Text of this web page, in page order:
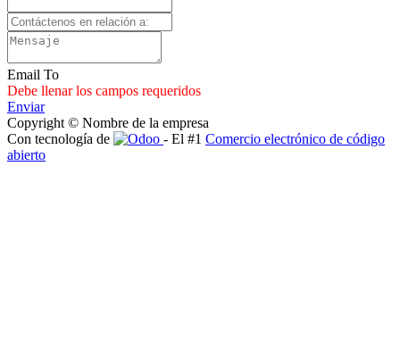
Email To
Debe llenar los campos requeridos
Enviar
Copyright © Nombre de la empresa
Con tecnología de
- El #1 Comercio electrónico de código
abierto